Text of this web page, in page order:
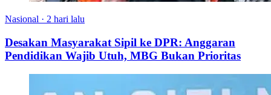
Nasional · 2 hari lalu
Desakan Masyarakat Sipil ke DPR: Anggaran
Pendidikan Wajib Utuh, MBG Bukan Prioritas